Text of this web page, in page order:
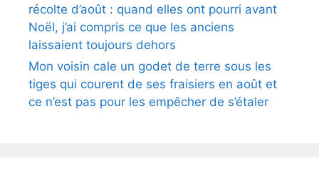
récolte d’août : quand elles ont pourri avant
Noël, j’ai compris ce que les anciens
laissaient toujours dehors
Mon voisin cale un godet de terre sous les
tiges qui courent de ses fraisiers en août et
ce n’est pas pour les empêcher de s’étaler